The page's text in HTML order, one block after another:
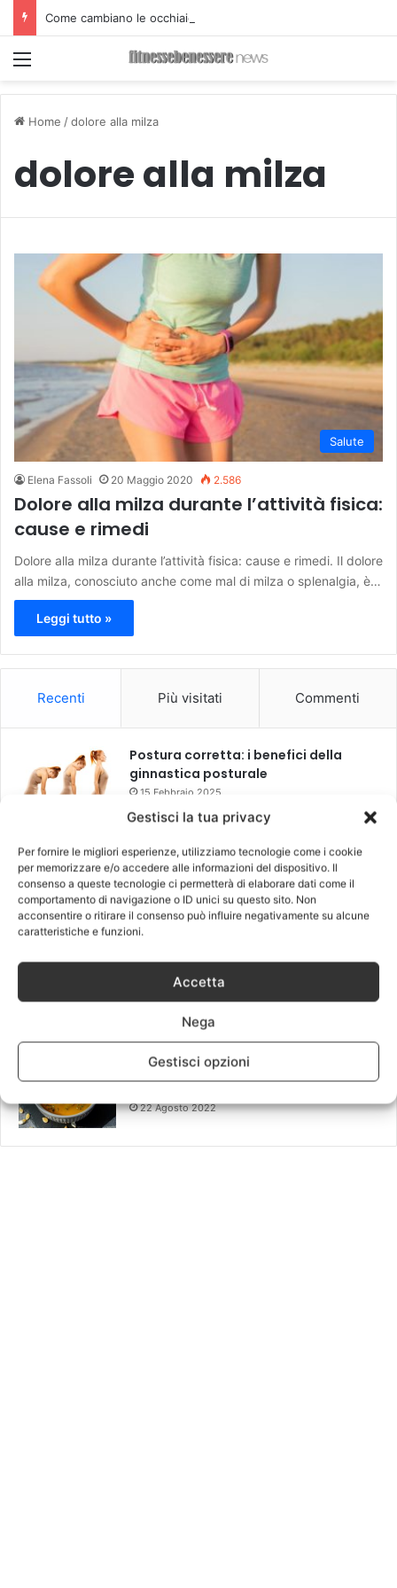
Gestisci la tua privacy
Per fornire le migliori esperienze, utilizziamo tecnologie come i cookie
per memorizzare e/o accedere alle informazioni del dispositivo. Il
consenso a queste tecnologie ci permetterà di elaborare dati come il
comportamento di navigazione o ID unici su questo sito. Non
acconsentire o ritirare il consenso può influire negativamente su alcune
caratteristiche e funzioni.
Accetta
Nega
Gestisci opzioni
Come cambiano le occhiaie dopo il Filler
Menu
Home /dolore alla milza
dolore alla milza
Salute
Elena Fassoli 20 Maggio 2020 2.586
Dolore alla milza durante l’attività fisica:
cause e rimedi
Dolore alla milza durante l’attività fisica: cause e rimedi. Il dolore
alla milza, conosciuto anche come mal di milza o splenalgia, è…
Leggi tutto »
Recenti Più visitati Commenti
Postura corretta: i benefici della
ginnastica posturale
15 Febbraio 2025
Filler
27 Novembre 2023
Glass Skin, come avere una pelle
splendida: tendenza K-Beauty
Gli usi della canapa in cucina e i
30 Dicembre 2022
Dieta della zucca fa dimagrire? Cos’è,
22 Agosto 2022